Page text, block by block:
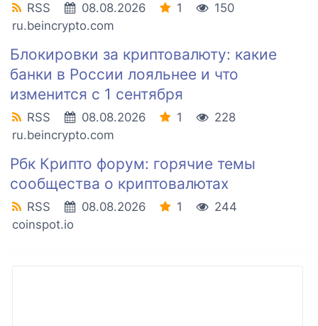
RSS 08.08.2026 1
150
ru.beincrypto.com
Блокировки за криптовалюту: какие
банки в России лояльнее и что
изменится с 1 сентября
RSS 08.08.2026 1
228
ru.beincrypto.com
Рбк Крипто форум: горячие темы
сообщества о криптовалютах
RSS 08.08.2026 1
244
coinspot.io